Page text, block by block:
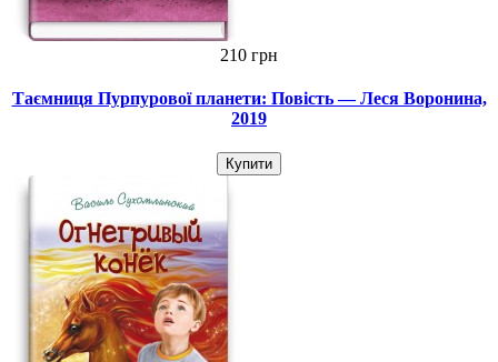
210 грн
Таємниця Пурпурової планети: Повість — Леся Воронина,
2019
Купити